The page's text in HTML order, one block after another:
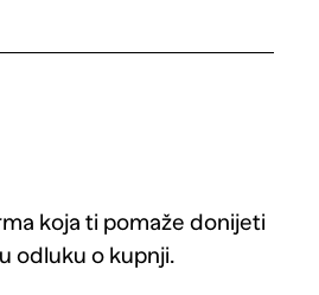
koja ti pomaže donijeti
odluku o kupnji.